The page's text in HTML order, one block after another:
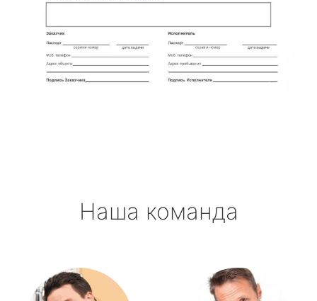
Наша команда